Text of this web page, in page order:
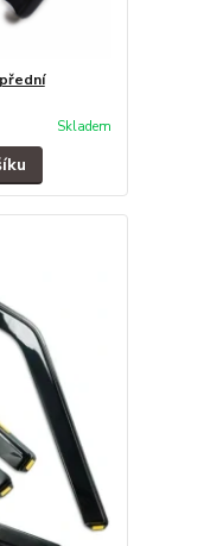
Skladem